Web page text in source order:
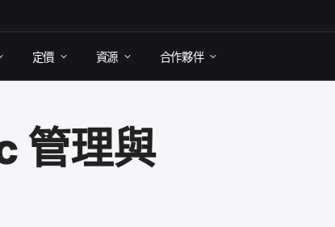
定​價 資源 合作​夥伴
管理​與​